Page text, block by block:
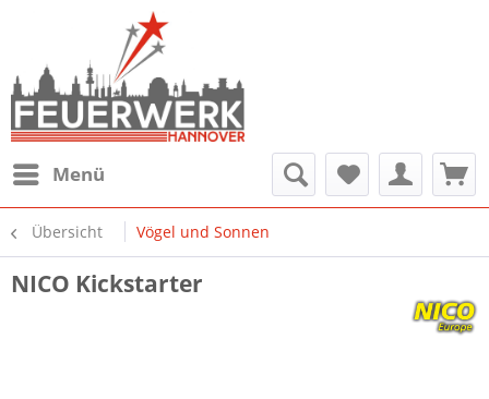
Menü
Übersicht Vögel und Sonnen
NICO Kickstarter